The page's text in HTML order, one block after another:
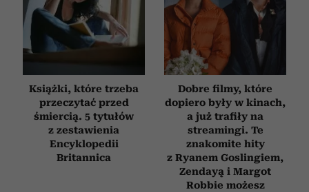
Książki, które trzeba
przeczytać przed
śmiercią. 5 tytułów
z zestawienia
Encyklopedii
Britannica
Dobre filmy, które
dopiero były w kinach,
a już trafiły na
streamingi. Te
znakomite hity
z Ryanem Goslingiem,
Zendayą i Margot
Robbie możesz